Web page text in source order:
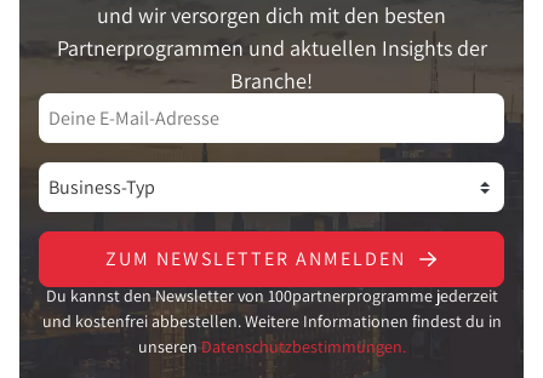
und wir versorgen dich mit den besten
Partnerprogrammen und aktuellen Insights der
Branche!
ZUM NEWSLETTER ANMELDEN
Du kannst den Newsletter von 100partnerprogramme jederzeit
und kostenfrei abbestellen. Weitere Informationen findest du in
unseren Datenschutzbestimmungen.